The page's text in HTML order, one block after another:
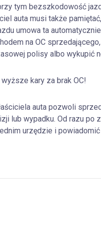
tym bezszkodowość
auta musi także
umowa ta
na OC
polisy albo wykupić
wyższe kary za brak OC!
auta pozwoli
lub wypadku. Od razu po
urzędzie i